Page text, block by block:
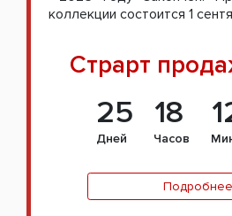
коллекции состоится 1
Страрт
25
Дней
18
Часов
Подробнее